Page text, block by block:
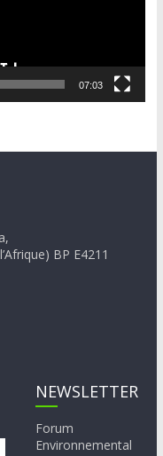
07:03
BP E4211
NEWSLETTER
Forum
Environnemental